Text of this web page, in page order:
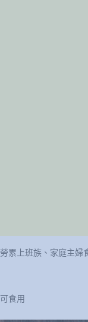
累上班族、家庭主婦
食用